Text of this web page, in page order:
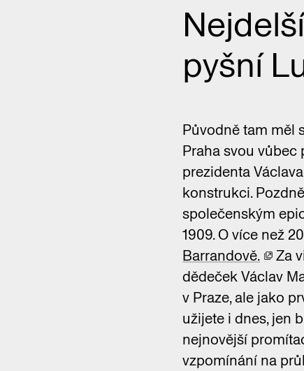
pyšní
Původně tam měl
Praha svou vůbec
prezidenta
konstrukci.
společenským
1909. O více než
Barrandově.
Za
dědeček Václav
v Praze, ale jako
užijete i dnes, jen
nejnovější
vzpomínání na